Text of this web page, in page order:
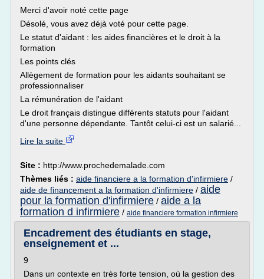
Merci d'avoir noté cette page
Désolé, vous avez déjà voté pour cette page.
Le statut d'aidant : les aides financières et le droit à la
formation
Les points clés
Allègement de formation pour les aidants souhaitant se
professionnaliser
La rémunération de l'aidant
Le droit français distingue différents statuts pour l'aidant
d'une personne dépendante. Tantôt celui-ci est un salarié...
Lire la suite
Site : http://www.prochedemalade.com
Thèmes liés : aide financiere a la formation d'infirmiere /
aide de financement a la formation d'infirmiere / aide
pour la formation d'infirmiere / aide a la
formation d infirmiere / aide financiere formation infirmiere
Encadrement des étudiants en stage,
enseignement et ...
9
Dans un contexte en très forte tension, où la gestion des